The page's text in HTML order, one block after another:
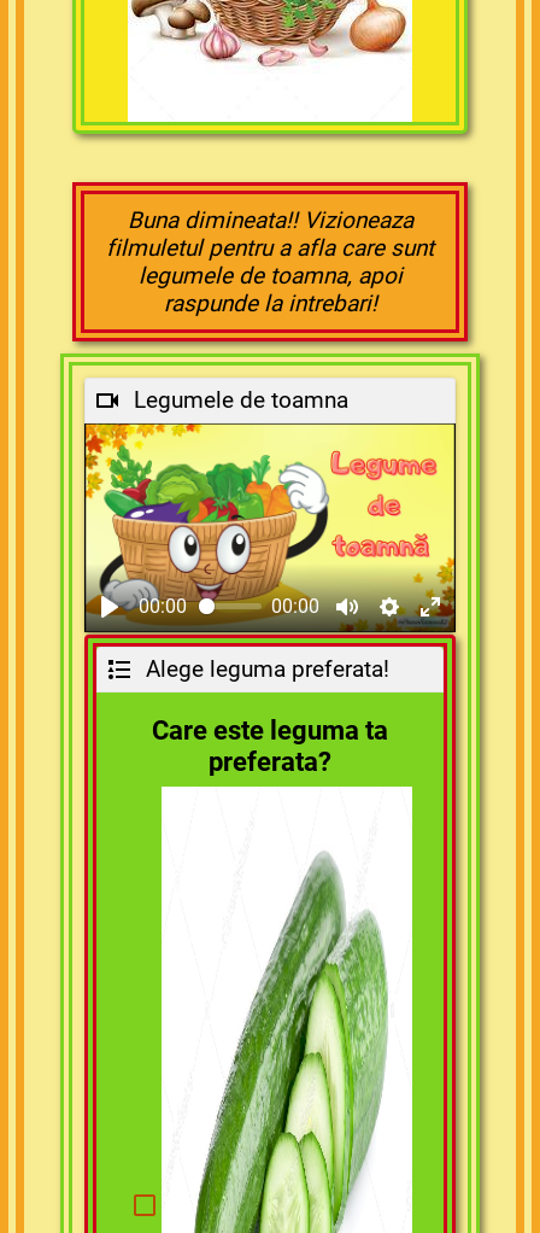
Buna dimineata!! Vizioneaza
filmuletul pentru a afla care sunt
legumele de toamna, apoi
raspunde la intrebari!
Legumele de toamna
00:00 00:00
Alege leguma preferata!
Care este leguma ta
preferata?